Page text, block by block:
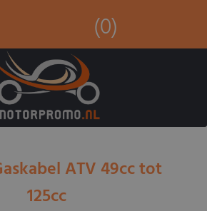
(0)
ATV 49cc tot
125cc